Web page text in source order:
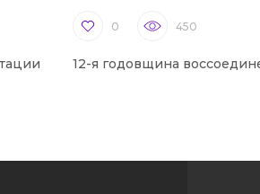
0 450
12-я годовщина